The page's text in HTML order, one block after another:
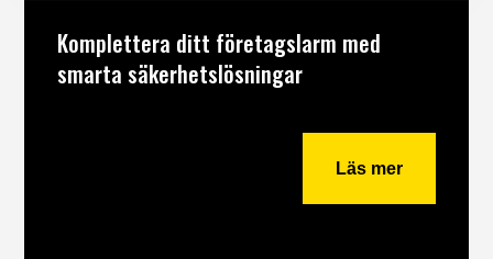
Komplettera ditt företagslarm med
smarta säkerhetslösningar
Läs mer